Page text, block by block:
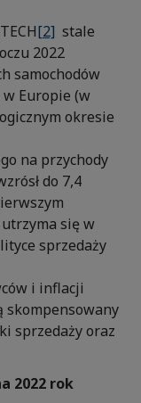
[2] stale
2022
samochodów
Europie (w
okresie
na przychody
do 7,4
utrzyma się w
sprzedaży
i inflacji
skompensowany
sprzedaży oraz
2022 rok